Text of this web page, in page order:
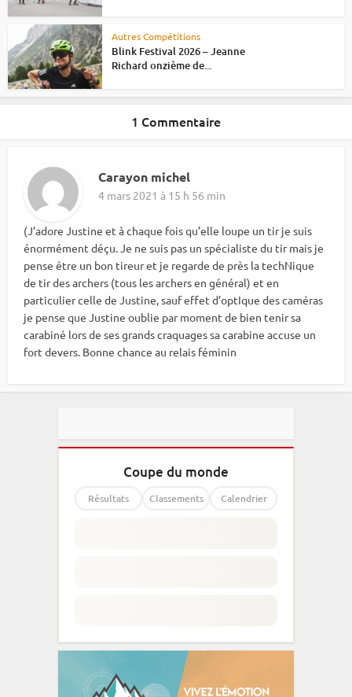
Autres Compétitions
Blink Festival 2026 – Jeanne
Richard onzième de...
1 Commentaire
Carayon michel
4 mars 2021 à 15 h 56 min
(J’adore Justine et à chaque fois qu’elle loupe un tir je suis
énormément déçu. Je ne suis pas un spécialiste du tir mais je
pense être un bon tireur et je regarde de près la techNique
de tir des archers (tous les archers en général) et en
particulier celle de Justine, sauf effet d’optIque des caméras
je pense que Justine oublie par moment de bien tenir sa
carabiné lors de ses grands craquages sa carabine accuse un
fort devers. Bonne chance au relais féminin
Coupe du monde
Résultats Classements Calendrier